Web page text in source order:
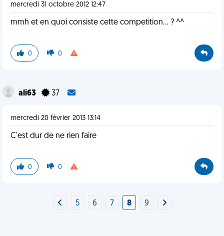
mercredi 31 octobre 2012 12:47
mmh et en quoi consiste cette competition... ? ^^
0 0
ali63 37
mercredi 20 février 2013 13:14
C'est dur de ne rien faire
0 0
5 6 7 8 9